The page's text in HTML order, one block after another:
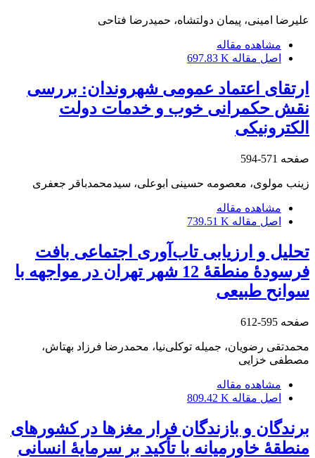
علیرضا امینی، پیمان دولتشاه، حمیدرضا فتاحی
مشاهده مقاله
اصل مقاله 697.83 K
ارتقای اعتماد عمومی شهروندان: بررسی
نقش حکمرانی خوب و خدمات دولت
الکترونیکی
صفحه 571-594
زینب مولوی، معصومه حسینی ابوعلی، سیدمحمدباقر جعفری
مشاهده مقاله
اصل مقاله 739.51 K
تحلیل و ارزیابی تاب‌آوری اجتماعی بافت
فرسودۀ منطقۀ 12 شهر تهران در مواجهه با
سوانح طبیعی
صفحه 595-612
محمدتقی رضویان، جمیله توکلی‌نیا، محمدرضا فرزاد بهتاش،
مصطفی خزایی
مشاهده مقاله
اصل مقاله 809.42 K
برندگان و بازندگان فرار مغزها در کشورهای
منطقۀ خاورمیانه با تأکید بر سرمایۀ انسانی